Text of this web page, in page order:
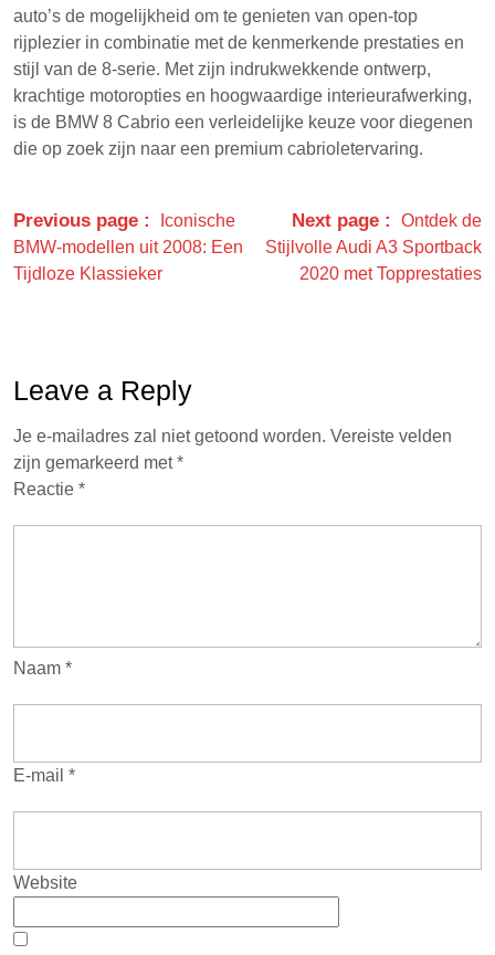
auto’s de mogelijkheid om te genieten van open-top
rijplezier in combinatie met de kenmerkende prestaties en
stijl van de 8-serie. Met zijn indrukwekkende ontwerp,
krachtige motoropties en hoogwaardige interieurafwerking,
is de BMW 8 Cabrio een verleidelijke keuze voor diegenen
die op zoek zijn naar een premium cabrioletervaring.
Previous page
Iconische
BMW-modellen uit 2008: Een
Tijdloze Klassieker
Next page
Ontdek de
Stijlvolle Audi A3 Sportback
2020 met Topprestaties
Leave a Reply
Je e-mailadres zal niet getoond worden. Vereiste velden
zijn gemarkeerd met*
Reactie *
Naam *
E-mail *
Website